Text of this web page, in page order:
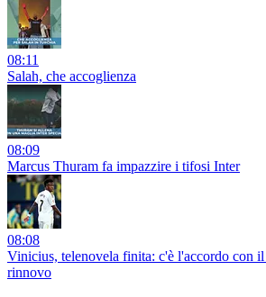
08:11
Salah, che accoglienza
08:09
Marcus Thuram fa impazzire i tifosi Inter
08:08
Vinicius, telenovela finita: c'è l'accordo con
rinnovo